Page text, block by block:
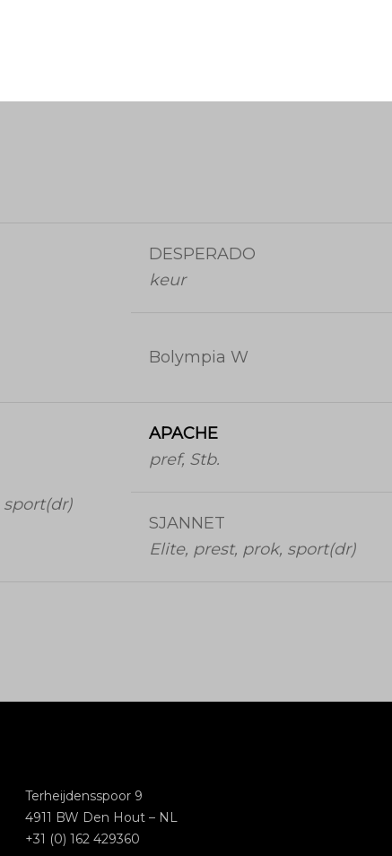
DESPERADO
keur
Bolympia W
sport(dr)
APACHE
pref, Stb.
SJANNET
Elite, prest, prok, sport(dr)
Terheijdensspoor 9
4911 BW Den Hout – NL
+31 (0) 162 429360